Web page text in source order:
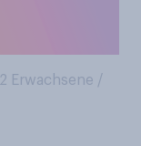
Erwachsene /